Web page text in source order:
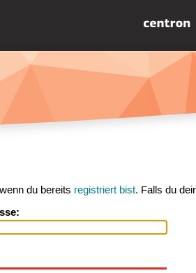
du bereits registriert bist. Falls du